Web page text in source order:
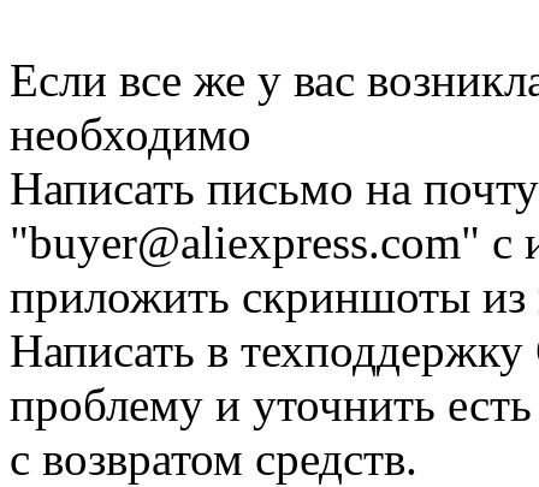
Если все же у вас
необходимо
Написать письмо на
"buyer@aliexpress.com" с
приложить скриншоты из
Написать в
проблему и уточнить
с возвратом средств.